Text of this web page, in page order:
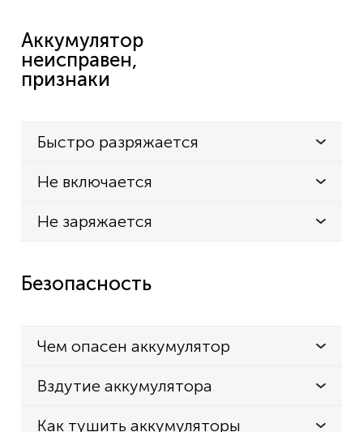
Аккумулятор
неисправен,
признаки
Быстро разряжается
Не включается
Не заряжается
Безопасность
Чем опасен аккумулятор
Вздутие аккумулятора
Как тушить аккумуляторы